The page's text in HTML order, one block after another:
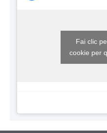
Fai clic
cookie per